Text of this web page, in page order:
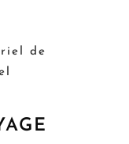
de